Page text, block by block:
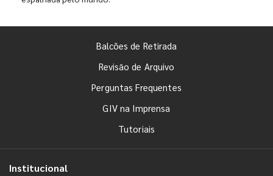
Balcões de Retirada
Revisão de Arquivo
Perguntas Frequentes
GIV na Imprensa
Tutoriais
Institucional